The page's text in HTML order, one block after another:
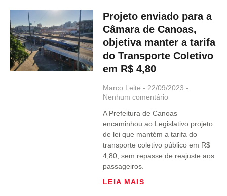
Projeto enviado para a
Câmara de Canoas,
objetiva manter a tarifa
do Transporte Coletivo
em R$ 4,80
Marco Leite
22/09/2023
Nenhum comentário
A Prefeitura de Canoas
encaminhou ao Legislativo projeto
de lei que mantém a tarifa do
transporte coletivo público em R$
4,80, sem repasse de reajuste aos
passageiros.
LEIA MAIS